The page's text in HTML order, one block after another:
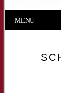
Inhalt
MENU